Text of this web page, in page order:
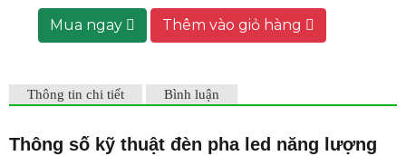
Mua ngay Thêm vào giỏ hàng
Thông tin chi tiết Bình luận
Thông số kỹ thuật đèn pha led năng lượng